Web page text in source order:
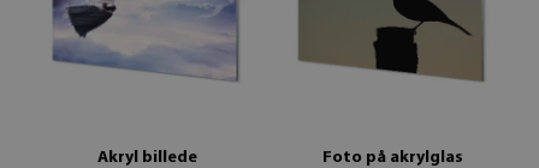
Akryl billede
Foto på akrylglas